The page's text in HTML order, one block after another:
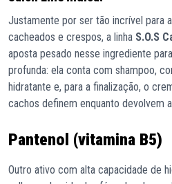
Justamente por ser tão incrível para
cacheados e crespos, a linha S.O.S
aposta pesado nesse ingrediente
profunda: ela conta com shampoo,
hidratante e, para a finalização, o
cachos definem enquanto devolvem
Pantenol (vitamina B5)
Outro ativo com alta capacidade de